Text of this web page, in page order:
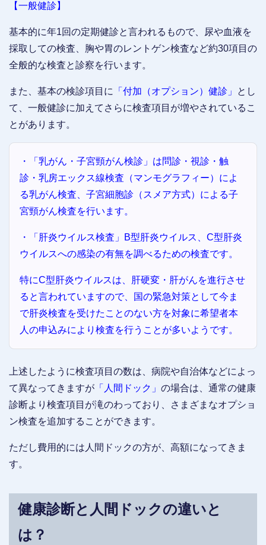
【一般健診】
基本的に年1回の定期健診と言われるもので、尿や血液を
採取しての検査、胸や胃のレントゲン検査など約30項目の
全般的な検査と診察を行います。
また、基本の検診項目に 「付加（オプション）健診」
とし
て、一般健診に加えてさらに検査項目が増やされているこ
とがあります。
・「乳がん・子宮頸がん検診」は問診・視診・触
診・乳房エックス線検査（マンモグラフィー）によ
る乳がん検査、子宮細胞診（スメア方式）による子
宮頸がん検査を行います。
・「肝炎ウイルス検査」B型肝炎ウイルス、C型肝炎
ウイルスへの感染の有無を調べるための検査です。
特にC型肝炎ウイルスは、肝硬変・肝がんを進行させ
ると言われていますので、国の緊急対策として今ま
で肝炎検査を受けたことのない方を対象に希望者本
人の申込みにより検査を行うことが多いようです。
上述したように検査項目の数は、病院や自治体などによっ
て異なってきますが 「人間ドック」 の場合は、通常の健康
診断より検査項目が滝のわっており、さまざまなオプショ
ン検査を追加することができます。
ただし費用的には人間ドックの方が、高額になってきま
す。
健康診断と人間ドックの違いと
は？